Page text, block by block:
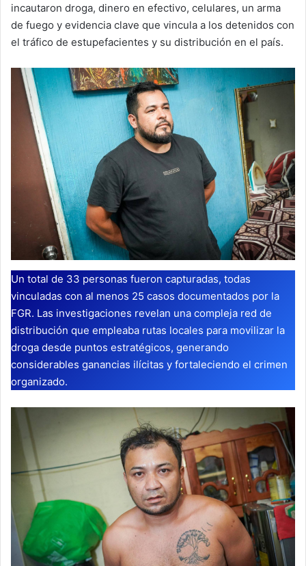
incautaron droga, dinero en efectivo, celulares, un arma
de fuego y evidencia clave que vincula a los detenidos con
el tráfico de estupefacientes y su distribución en el país.
Un total de 33 personas fueron capturadas, todas
vinculadas con al menos 25 casos documentados por la
FGR. Las investigaciones revelan una compleja red de
distribución que empleaba rutas locales para movilizar la
droga desde puntos estratégicos, generando
considerables ganancias ilícitas y fortaleciendo el crimen
organizado.